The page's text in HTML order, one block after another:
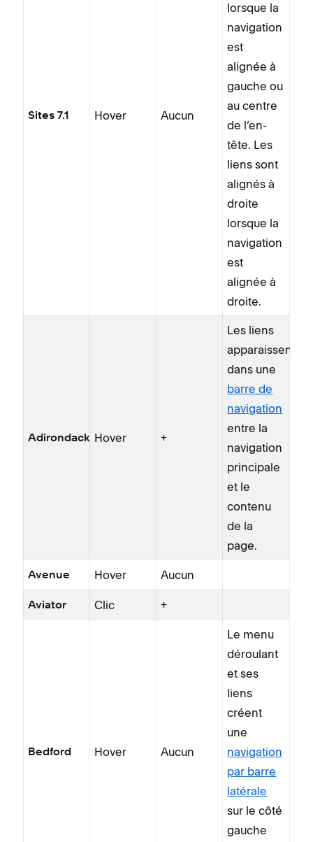
Sites 7.1 Hover Aucun
lorsque la
navigation
est
alignée à
gauche ou
au centre
de l’en-
tête. Les
liens sont
alignés à
droite
lorsque la
navigation
est
alignée à
droite.
Adirondack Hover +
Les liens
apparaissent
dans une
barre de
navigation
entre la
navigation
principale
et le
contenu
de la
page.
Avenue Hover Aucun
Aviator Clic +
Bedford Hover Aucun
Le menu
déroulant
et ses
liens
créent
une
navigation
par barre
latérale
sur le côté
gauche